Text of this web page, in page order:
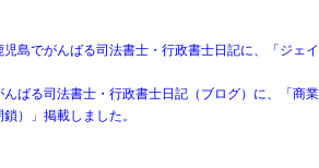
児島でがんばる司法書士・行政書士日記に、「ジェ
んばる司法書士・行政書士日記（ブログ）に、「商
）」掲載しました。